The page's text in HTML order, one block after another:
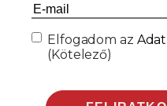
Email(Kötelező)
Consent(Kötelező)
Elfogadom az
(Kötelező)